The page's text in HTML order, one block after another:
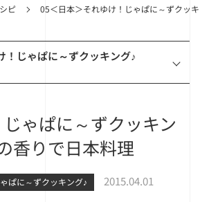
ピ 05＜日本＞それゆけ！じゃぱに～ずクッ
！じゃぱに～ずクッキング♪
じゃぱに～ずクッキン
りで日本料理
ぱに～ずクッキング♪ 2015.04.01